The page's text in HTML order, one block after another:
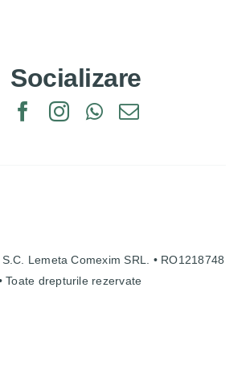
Socializare
Lemeta Comexim SRL. • RO1218748
Toate drepturile rezervate